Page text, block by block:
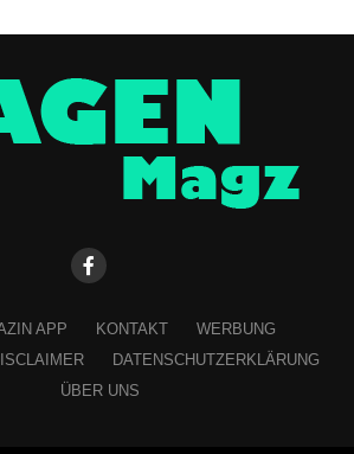
APP KONTAKT
WERBUNG
DATENSCHUTZERKLÄRUNG
ÜBER UNS